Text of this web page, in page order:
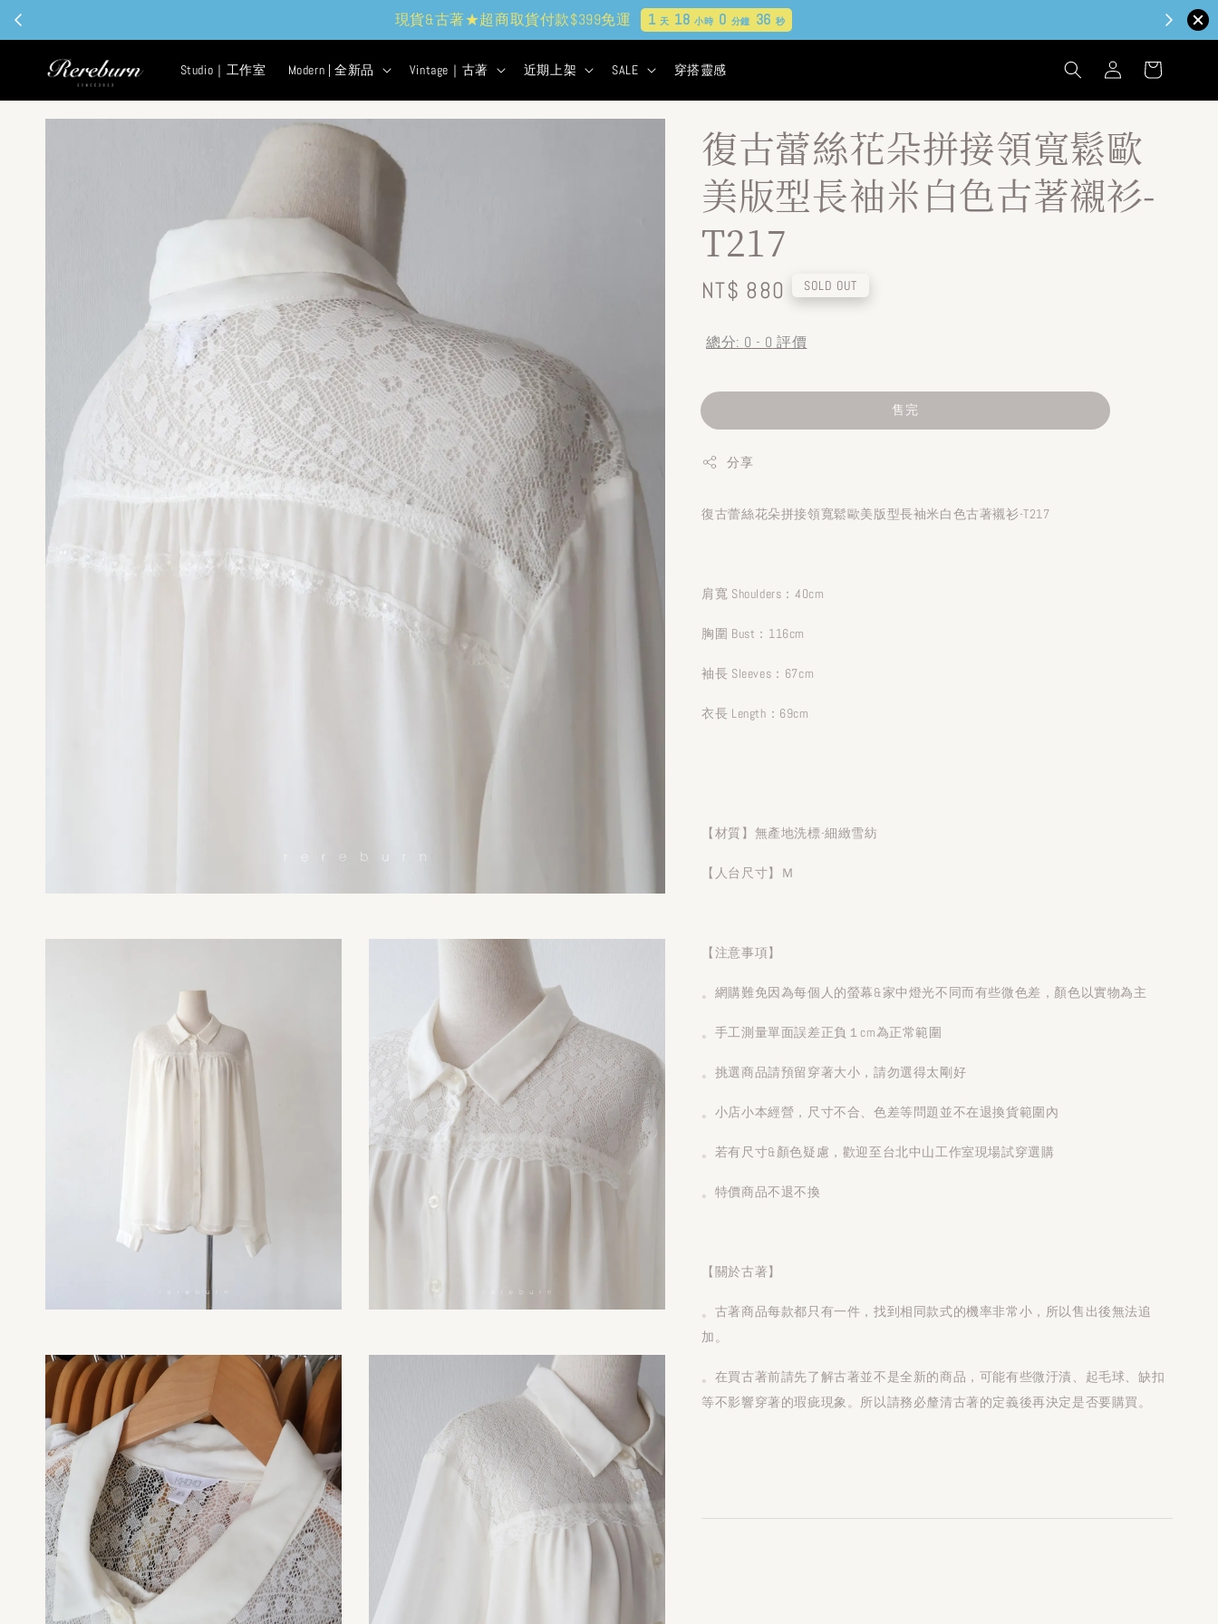
現貨&古著★超商取貨付款$399免運 1 天 18小時 0 分鐘 34 秒
Studio｜工作室 Modern | 全新品 Vintage｜古著 近期上架 SALE 穿搭靈感
復古蕾絲花朵拼接領寬鬆歐
美版型長袖米白色古著襯衫-
T217
Regular
NT$ 880 SOLD OUT
總分: 0 - 0 評價
售完
分享
復古蕾絲花朵拼接領寬鬆歐美版型長袖米白色古著襯衫-T217
肩寬 Shoulders：40cm
胸圍 Bust：116cm
袖長 Sleeves：67cm
衣長 Length：69cm
【材質】無產地洗標-細緻雪紡
【人台尺寸】Ｍ
【注意事項】
。網購難免因為每個人的螢幕&家中燈光不同而有些微色差，顏色以實物為主
。手工測量單面誤差正負１cm為正常範圍
。挑選商品請預留穿著大小，請勿選得太剛好
。小店小本經營，尺寸不合、色差等問題並不在退換貨範圍內
。若有尺寸&顏色疑慮，歡迎至台北中山工作室現場試穿選購
。特價商品不退不換
【關於古著】
。古著商品每款都只有一件，找到相同款式的機率非常小，所以售出後無法追
加。
。在買古著前請先了解古著並不是全新的商品，可能有些微汙漬、起毛球、缺扣
等不影響穿著的瑕疵現象。所以請務必釐清古著的定義後再決定是否要購買。